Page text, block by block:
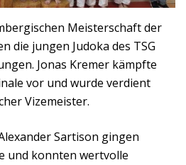
Meisterschaft der
die jungen Judoka des TSG
Jonas Kremer kämpfte
vor und wurde verdient
Vizemeister.
Sartison gingen
und konnten wertvolle